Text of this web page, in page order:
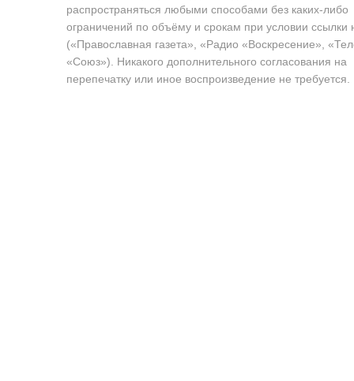
распространяться любыми способами без каких-либо
ограничений по объёму и срокам при условии ссылки
(«Православная газета», «Радио «Воскресение»,
«Союз»). Никакого дополнительного согласования на
перепечатку или иное воспроизведение не требуется.